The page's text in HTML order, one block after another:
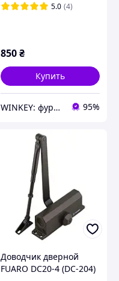
5.0 (4)
850₴
Купить
WINKEY: фурнитура для окон и дверей 95%
Доводчик дверной
FUARO DC20-4 (DC-204)